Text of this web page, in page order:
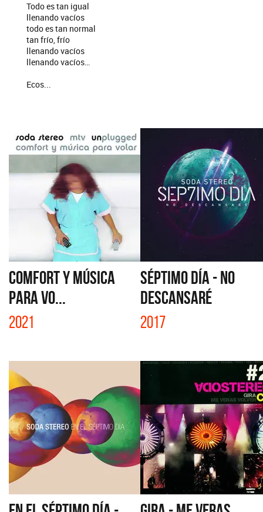
Todo es tan igual
llenando vacíos
todo es tan normal
tan frío, frío
llenando vacíos
llenando vacíos…
Ecos...
COMFORT Y MÚSICA
PARA VO...
2021
SÉPTIMO DÍA - NO
DESCANSARÉ
2017